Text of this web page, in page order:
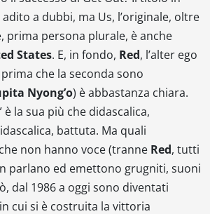
a dubbi, ma Us, l’originale, oltre
prima persona plurale, è anche
States. E, in fondo, Red, l’alter ego
che la seconda sono
Nyong’o) è abbastanza chiara.
è la sua più che didascalica,
battuta. Ma quali
non hanno voce (tranne Red, tutti
parlano ed emettono grugniti, suoni
dal 1986 a oggi sono diventati
cui si è costruita la vittoria